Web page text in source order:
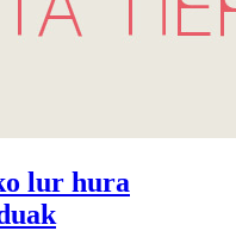
lur hura